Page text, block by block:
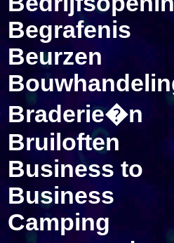
Begrafenis
Beurzen
Braderie�n
Bruiloften
Business to
Business
Camping